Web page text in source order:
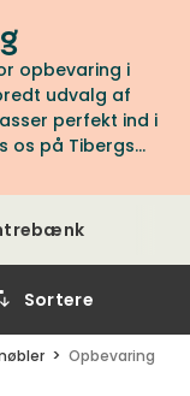
opbevaring i
udvalg af
perfekt ind i
os på Tibergs
Sortere
Opbevaring